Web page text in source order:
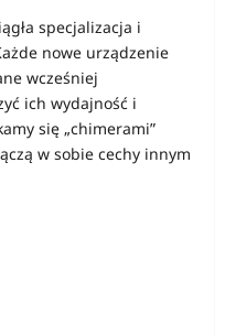
specjalizacja i
nowe urządzenie
wcześniej
ich wydajność i
się „chimerami”
w sobie cechy innym